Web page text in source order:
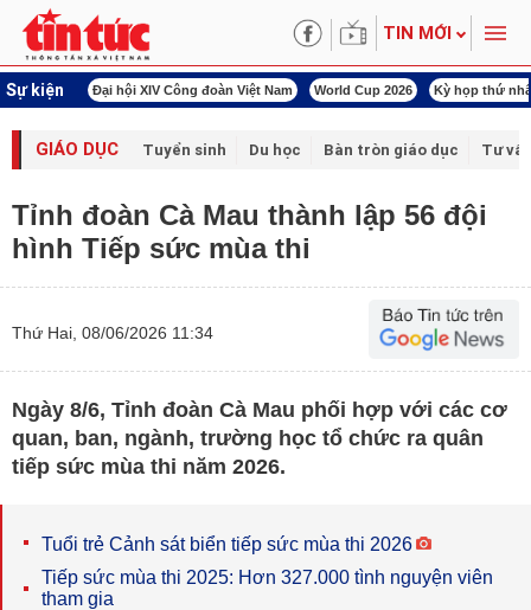
TIN MỚI
Sự kiện
ngày đêm Đại hội XIV Công đoàn Việt Nam World Cup 2026 Kỳ họp thứ
GIÁO DỤC Tuyển sinh Du học Bàn tròn giáo dục Tư
Tỉnh đoàn Cà Mau thành lập 56 đội
hình Tiếp sức mùa thi
Thứ Hai, 08/06/2026 11:34
Ngày 8/6, Tỉnh đoàn Cà Mau phối hợp với các cơ
quan, ban, ngành, trường học tổ chức ra quân
tiếp sức mùa thi năm 2026.
Tuổi trẻ Cảnh sát biển tiếp sức mùa thi 2026
Tiếp sức mùa thi 2025: Hơn 327.000 tình nguyện viên
tham gia